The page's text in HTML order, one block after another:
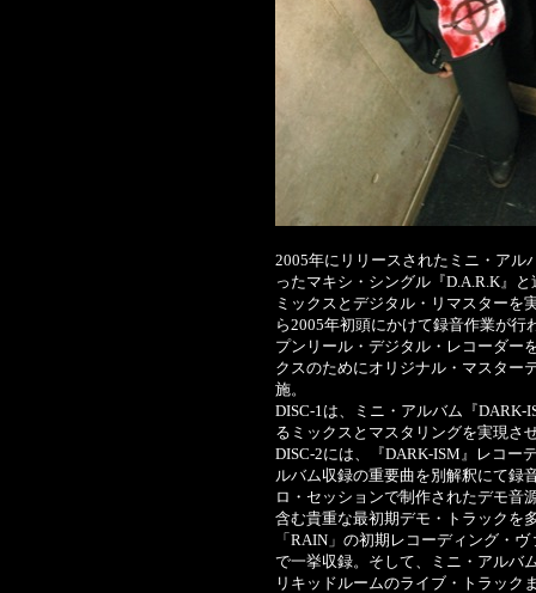
2005年にリリースされたミニ・アル
ったマキシ・シングル『D.A.R.K』
ミックスとデジタル・リマスターを
ら2005年初頭にかけて録音作業が
プンリール・デジタル・レコーダー
クスのためにオリジナル・マスター
施。
DISC-1は、ミニ・アルバム『
るミックスとマスタリングを実現さ
DISC-2には、『DARK-ISM』レコー
ルバム収録の重要曲を別解釈にて録
ロ・セッションで制作されたデモ音
含む貴重な最初期デモ・トラックを
「RAIN」の初期レコーディング・
で一挙収録。そして、ミニ・アルバ
リキッドルームのライブ・トラック